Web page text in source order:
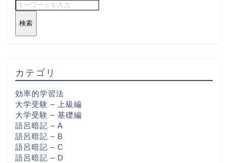
検索
カテゴリ
効率的学習法
大学受験 – 上級編
大学受験 – 基礎編
語呂暗記 – A
語呂暗記 – B
語呂暗記 – C
語呂暗記 – D